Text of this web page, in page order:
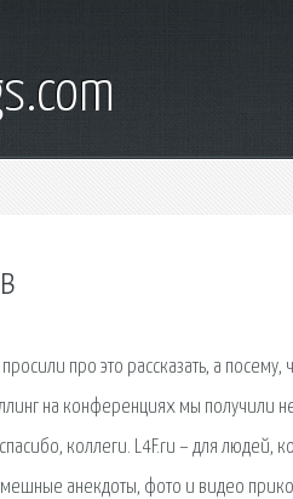
про это рассказать, а
на конференциях мы получили
коллеги. L4F.ru – для людей,
анекдоты, фото и видео